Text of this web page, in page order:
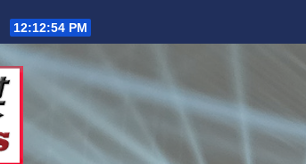
12:12:56 PM